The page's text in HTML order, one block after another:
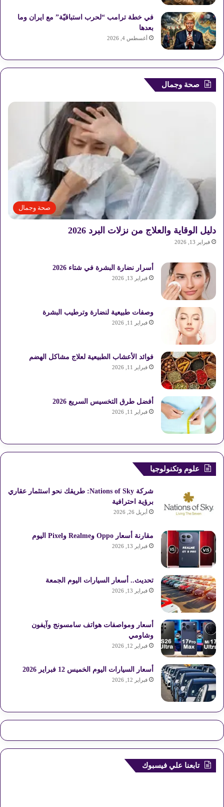
في خطة ترامب “لحرب استباقيّة” مع ايران وما
بعدها
أغسطس 4, 2026
صحة وجمال
صحة وجمال
دليل الوقاية والعلاج من نزلات البرد 2026
فبراير 13, 2026
أسرار نضارة البشرة في شتاء 2026
فبراير 13, 2026
وصفات طبيعية لنضارة وترطيب البشرة
فبراير 11, 2026
فوائد الأعشاب الطبيعية لعلاج مشاكل الهضم
فبراير 11, 2026
أفضل طرق التخسيس السريع 2026
فبراير 11, 2026
علوم وتكنولوجيا
شركة Nations of Sky: طريقك نحو استثمار عقاري
برؤية احترافية
أبريل 26, 2026
مقارنة أسعار Oppo وRealme وPixel اليوم
فبراير 13, 2026
تحديث.. أسعار السيارات اليوم الجمعة
فبراير 13, 2026
أسعار ومواصفات هواتف سامسونج وآيفون
وشاومي
فبراير 12, 2026
أسعار السيارات اليوم الخميس 12 فبراير 2026
فبراير 12, 2026
تابعنا علي فيسبوك